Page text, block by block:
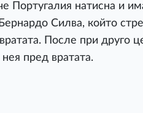
Португалия натисна и
Силва, който
После при друго
пред вратата.